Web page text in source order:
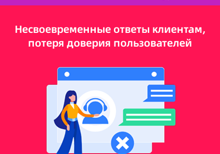
Несвоевременные ответы клиентам,
потеря доверия пользователей